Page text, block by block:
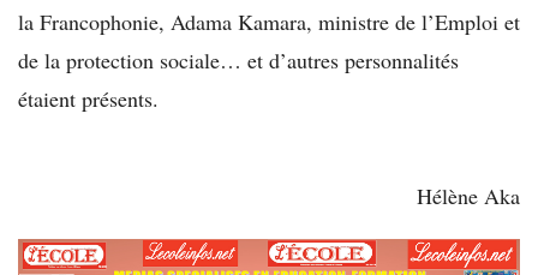
la Francophonie, Adama Kamara, ministre de l’Emploi et
de la protection sociale… et d’autres personnalités
étaient présents.
Hélène Aka